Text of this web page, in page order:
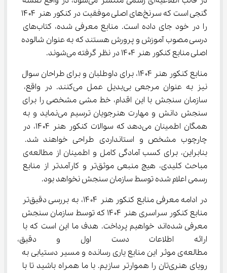
را در خود جای داده است. منابع معرفی شده، کتاب‌های
درسی مصوب آموزش و پرورش هستند که به عنوان شالوده
اصلی منابع کنکور هنر ۱۴۰۴ در نظر گرفته می‌شوند.
منابع کنکور هنر ۱۴۰۴، برای داوطلبان و برای طراحان سوال
نیز به عنوان مرجعی بی‌بدیل عمل می‌کنند. در واقع،
سازمان سنجش با این اقدام، خط مشی مشخصی را برای
سنجش دانش و مهارت هنرجویان ترسیم می‌نماید و به
همگان اطمینان می‌دهد که سوالات کنکور هنر ۱۴۰۴، در
چارچوب مشخص و استانداردی طراحی خواهند شد.
بنابراین، برای کسب آمادگی کامل و اطمینان از مطالعه‌ی
مباحث کلیدی، هیچ منبعی موثق‌تر و کارآمدتر از منابع
رسمی اعلام شده توسط سازمان سنجش نخواهد بود.
در ادامه معرفی منابع کنکور هنر ۱۴۰۴، به بررسی دقیق‌تر
منابع کنکور سراسری هنر ۱۴۰۴ که توسط سازمان سنجش
معرفی شده‌اند خواهیم پرداخت. هدف ما این است که با
ارائه اطلاعات دست اول و
مطالعه‌ی موثر این منابع یاری رسانده و مسیر دستیابی به
رویای هنری‌تان را هموارتر سازیم. با ما همراه باشید تا با